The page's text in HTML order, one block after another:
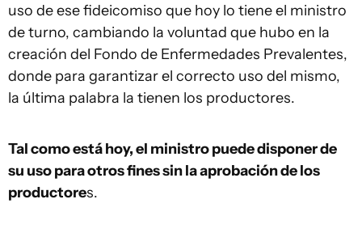
uso de ese fideicomiso que hoy lo tiene el ministro
de turno, cambiando la voluntad que hubo en la
creación del Fondo de Enfermedades Prevalentes,
donde para garantizar el correcto uso del mismo,
la última palabra la tienen los productores.
Tal como está hoy, el ministro puede disponer de
su uso para otros fines sin la aprobación de los
productores.